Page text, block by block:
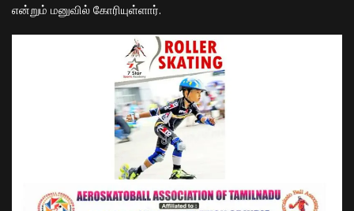
என்றும் மனுவில் கோரியுள்ளார்.